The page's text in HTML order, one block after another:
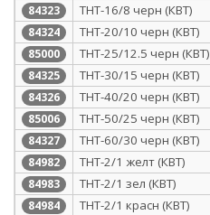
84323 ТНТ-16/8 черн (КВТ)
84324 ТНТ-20/10 черн (КВТ)
85000 ТНТ-25/12.5 черн (КВТ)
84325 ТНТ-30/15 черн (КВТ)
84326 ТНТ-40/20 черн (КВТ)
85006 ТНТ-50/25 черн (КВТ)
84327 ТНТ-60/30 черн (КВТ)
84982 ТНТ-2/1 желт (КВТ)
84983 ТНТ-2/1 зел (КВТ)
84984 ТНТ-2/1 красн (КВТ)